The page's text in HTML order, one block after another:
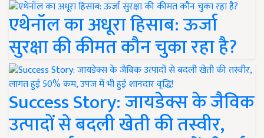
एथेनॉल का अधूरा हिसाब: ऊर्जा
सुरक्षा की कीमत कौन चुका रहा है?
Success Story: जायडेक्स के जैविक
उत्पादों से बदली खेती की तस्वीर,